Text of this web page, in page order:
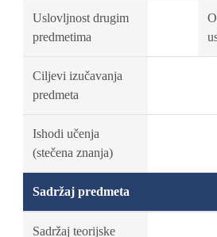
Uslovljnost drugim
predmetima
Ciljevi izučavanja
predmeta
Ishodi učenja
(stečena znanja)
Sadržaj predmeta
Sadržaj teorijske